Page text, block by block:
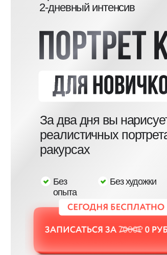
За два дня вы нарисуете 2
ракурсах
Без
опыта